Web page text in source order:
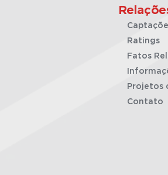
Ratings
Fatos
Projetos
Contato